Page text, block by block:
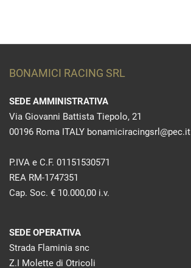
BONAMICI RACING SRL
SEDE AMMINISTRATIVA
Via Giovanni Battista Tiepolo, 21
00196 Roma ITALY bonamiciracingsrl@pec.it
P.IVA e C.F. 01151530571
REA RM-1747351
Cap. Soc. € 10.000,00 i.v.
SEDE OPERATIVA
Strada Flaminia snc
Z.I Molette di Otricoli